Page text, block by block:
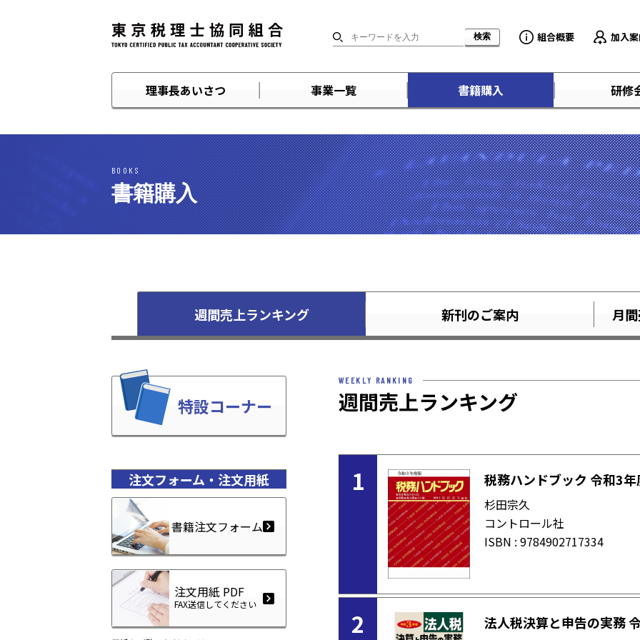
組合概要 加入
理事長あいさつ 事業一覧 書籍購入 研修
BOOKS
書籍購入
週間売上ランキング 新刊のご案内 月
特設コーナー
注文フォーム・注文用紙
書籍注文フォーム
注文用紙 PDF
FAX送信してください
WEEKLY RANKING
週間売上ランキング
1 税務ハンドブック 令和3
杉田宗久
コントロール社
ISBN : 9784902717334
2 法人税決算と申告の実務